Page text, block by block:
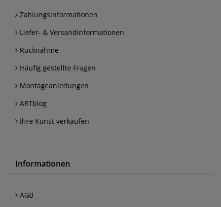
Zahlungsinformationen
Liefer- & Versandinformationen
Rücknahme
Häufig gestellte Fragen
Montageanleitungen
ARTblog
Ihre Kunst verkaufen
Informationen
AGB